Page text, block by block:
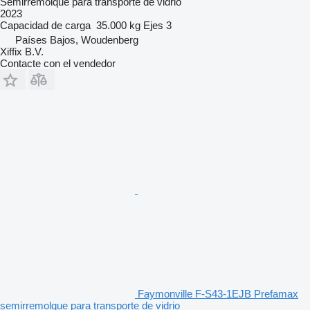
2023
Capacidad de carga 35.000 kg Ejes 3
Países Bajos, Woudenberg
Xiffix B.V.
Contacte con el vendedor
Faymonville F-S43-1EJB Prefamax
semirremolque para transporte de vidrio